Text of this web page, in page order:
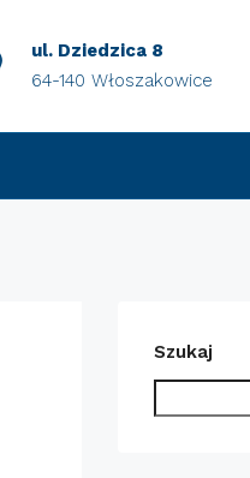
ul. Dziedzica 8
64-140 Włoszakowice
Szukaj